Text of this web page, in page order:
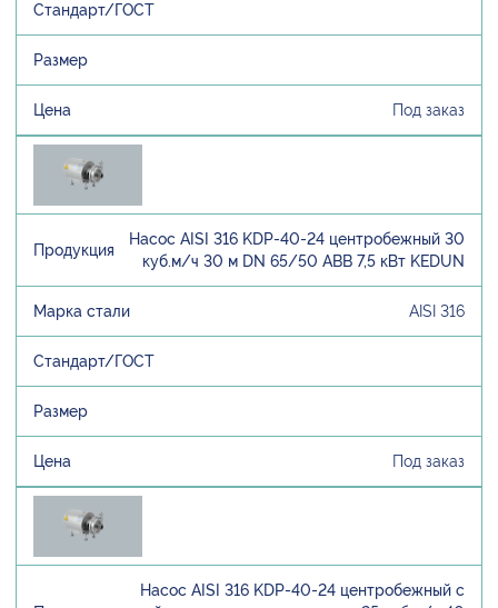
Под заказ
Насос AISI 316 KDP-40-24 центробежный 30
куб.м/ч 30 м DN 65/50 ABB 7,5 кВт KEDUN
AISI 316
Под заказ
Насос AISI 316 KDP-40-24 центробежный с